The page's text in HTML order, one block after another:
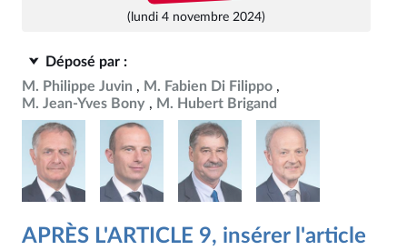
(lundi 4 novembre 2024)
Déposé par :
M. Philippe Juvin
M. Fabien Di Filippo
M. Jean-Yves Bony
M. Hubert Brigand
APRÈS L'ARTICLE 9, insérer l'article